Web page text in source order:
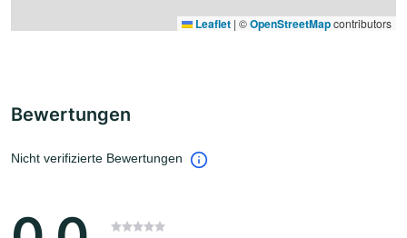
Leaflet | ©OpenStreetMapcontributors
Bewertungen
Nicht verifizierte Bewertungen